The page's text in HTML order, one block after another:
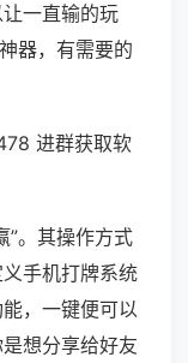
一直输的玩
器，有需要的
进群获取软
”。其操作方式
手机打牌系统
，一键便可以
想分享给好友